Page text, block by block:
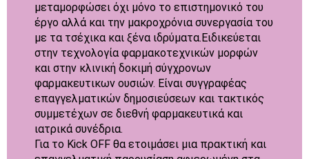
μεταμορφώσει όχι μόνο το επιστημονικό του
έργο αλλά και την μακροχρόνια συνεργασία του
με τα τσέχικα και ξένα ιδρύματα.Ειδικεύεται
στην τεχνολογία φαρμακοτεχνικών μορφών
και στην κλινική δοκιμή σύγχρονων
φαρμακευτικων ουσιών. Είναι συγγραφέας
επαγγελματικών δημοσιεύσεων και τακτικός
συμμετέχων σε διεθνή φαρμακευτικά και
ιατρικά συνέδρια.
Για το Kick OFF θα ετοιμάσει μια πρακτική και